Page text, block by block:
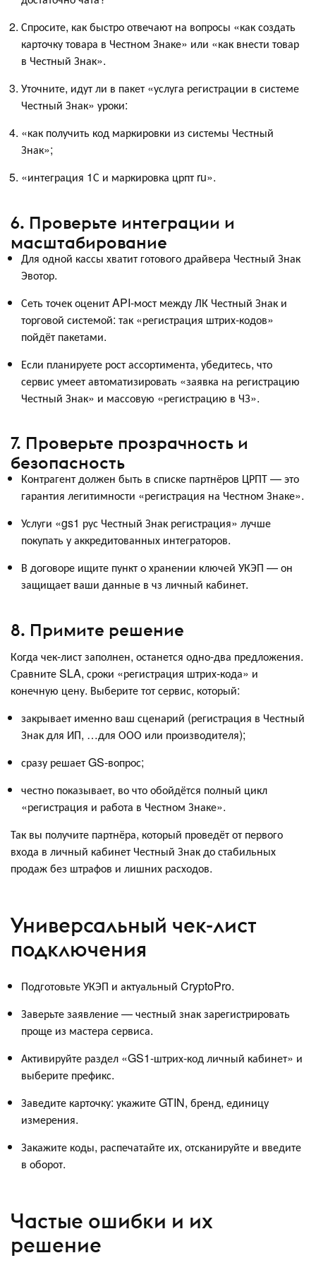
Спросите, как быстро отвечают на вопросы «как создать
карточку товара в Честном Знаке» или «как внести товар
в Честный Знак».
Уточните, идут ли в пакет «услуга регистрации в системе
Честный Знак» уроки:
«как получить код маркировки из системы Честный
Знак»;
«интеграция 1С и маркировка црпт ru».
6. Проверьте интеграции и
масштабирование
Для одной кассы хватит готового драйвера Честный Знак
Эвотор.
Сеть точек оценит API-мост между ЛК Честный Знак и
торговой системой: так «регистрация штрих-кодов»
пойдёт пакетами.
Если планируете рост ассортимента, убедитесь, что
сервис умеет автоматизировать «заявка на регистрацию
Честный Знак» и массовую «регистрацию в ЧЗ».
7. Проверьте прозрачность и
безопасность
Контрагент должен быть в списке партнёров ЦРПТ — это
гарантия легитимности «регистрация на Честном Знаке».
Услуги «gs1 рус Честный Знак регистрация» лучше
покупать у аккредитованных интеграторов.
В договоре ищите пункт о хранении ключей УКЭП — он
защищает ваши данные в чз личный кабинет.
8. Примите решение
Когда чек-лист заполнен, останется одно-два предложения.
Сравните SLA, сроки «регистрация штрих-кода» и
конечную цену. Выберите тот сервис, который:
закрывает именно ваш сценарий (регистрация в Честный
Знак для ИП, …для ООО или производителя);
сразу решает GS-вопрос;
честно показывает, во что обойдётся полный цикл
«регистрация и работа в Честном Знаке».
Так вы получите партнёра, который проведёт от первого
входа в личный кабинет Честный Знак до стабильных
продаж без штрафов и лишних расходов.
Универсальный чек-лист
подключения
Подготовьте УКЭП и актуальный CryptoPro.
Заверьте заявление — честный знак зарегистрировать
проще из мастера сервиса.
Активируйте раздел «GS1-штрих-код личный кабинет» и
выберите префикс.
Заведите карточку: укажите GTIN, бренд, единицу
измерения.
Закажите коды, распечатайте их, отсканируйте и введите
в оборот.
Частые ошибки и их
решение